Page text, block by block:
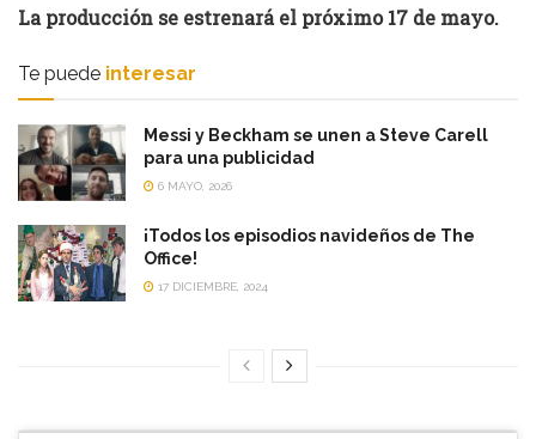
La producción se estrenará el próximo 17 de mayo.
Te puede interesar
Messi y Beckham se unen a Steve Carell
para una publicidad
6 MAYO, 2026
¡Todos los episodios navideños de The
Office!
17 DICIEMBRE, 2024